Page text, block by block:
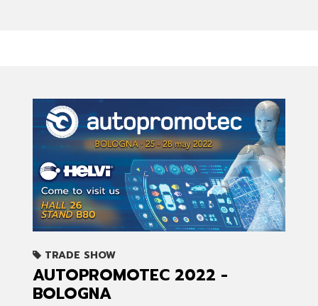
TRADE SHOW
AUTOPROMOTEC 2022 -
BOLOGNA